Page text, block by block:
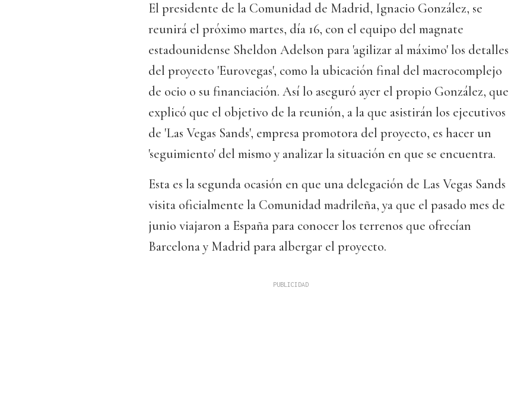
El presidente de la Comunidad de Madrid, Ignacio González, se
reunirá el próximo martes, día 16, con el equipo del magnate
estadounidense Sheldon Adelson para 'agilizar al máximo' los detalles
del proyecto 'Eurovegas', como la ubicación final del macrocomplejo
de ocio o su financiación. Así lo aseguró ayer el propio González, que
explicó que el objetivo de la reunión, a la que asistirán los ejecutivos
de 'Las Vegas Sands', empresa promotora del proyecto, es hacer un
'seguimiento' del mismo y analizar la situación en que se encuentra.
Esta es la segunda ocasión en que una delegación de Las Vegas Sands
visita oficialmente la Comunidad madrileña, ya que el pasado mes de
junio viajaron a España para conocer los terrenos que ofrecían
Barcelona y Madrid para albergar el proyecto.